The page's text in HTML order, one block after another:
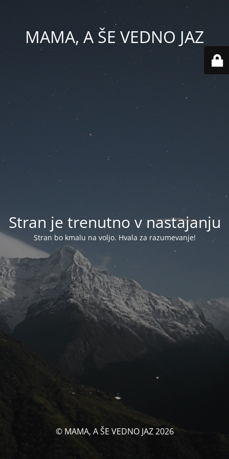
MAMA, A ŠE VEDNO JAZ
Stran je trenutno v nastajanju
Stran bo kmalu na voljo. Hvala za razumevanje!
© MAMA, A ŠE VEDNO JAZ 2026